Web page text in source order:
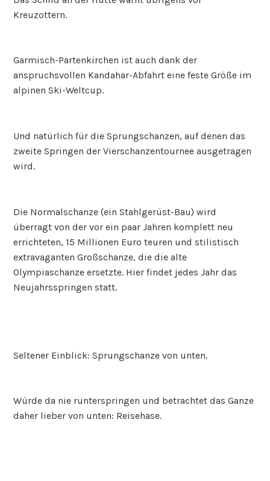
Kreuzottern.
Garmisch-Partenkirchen ist auch dank der
anspruchsvollen Kandahar-Abfahrt eine feste Größe im
alpinen Ski-Weltcup.
Und natürlich für die Sprungschanzen, auf denen das
zweite Springen der Vierschanzentournee ausgetragen
wird.
Die Normalschanze (ein Stahlgerüst-Bau) wird
überragt von der vor ein paar Jahren komplett neu
errichteten, 15 Millionen Euro teuren und stilistisch
extravaganten Großschanze, die die alte
Olympiaschanze ersetzte. Hier findet jedes Jahr das
Neujahrsspringen statt.
Seltener Einblick: Sprungschanze von unten.
Würde da nie runterspringen und betrachtet das Ganze
daher lieber von unten: Reisehase.